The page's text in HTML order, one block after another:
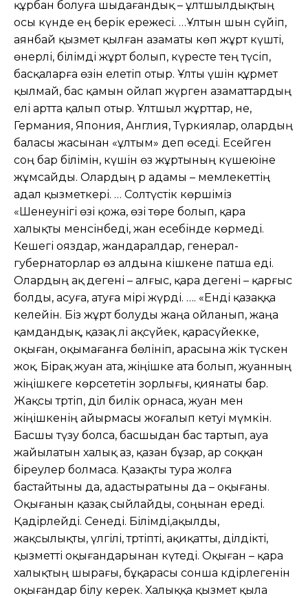
құрбан болуға шыдағандық – ұлтшылдықтың
осы күнде ең берік ережесі. …Ұлтын шын сүйіп,
аянбай қызмет қылған азаматы көп жұрт күшті,
өнерлі, білімді жұрт болып, күресте тең түсіп,
басқаларға өзін елетіп отыр. Ұлты үшін құрмет
қылмай, бас қамын ойлап жүрген азаматтардың
елі артта қалып отыр. Ұлтшыл жұрттар, әне,
Германия, Япония, Англия, Түркиялар, олардың
баласы жасынан «ұлтым» деп өседі. Есейген
соң бар білімін, күшін өз жұртының күшеюіне
жұмсайды. Олардың әр адамы – мемлекеттің
адал қызметкері. … Солтүстік көршіміз
«Шенеунігі өзі қожа, өзі төре болып, қара
халықты менсінбеді, жан есебінде көрмеді.
Кешегі ояздар, жандаралдар, генерал-
губернаторлар өз алдына кішкене патша еді.
Олардың ақ дегені – алғыс, қара дегені – қарғыс
болды, асуға, атуға әмірі жүрді. …. «Енді қазаққа
келейін. Біз жұрт болуды жаңа ойланып, жаңа
қамдандық, қазақ әлі ақсүйек, қарасүйекке,
оқыған, оқымағанға бөлініп, арасына жік түскен
жоқ. Бірақ жуан ата, жіңішке ата болып, жуанның
жіңішкеге көрсететін зорлығы, қиянаты бар.
Жақсы тәртіп, әділ билік орнаса, жуан мен
жіңішкенің айырмасы жоғалып кетуі мүмкін.
Басшы түзу болса, басшыдан бас тартып, ауа
жайылатын халық аз, қазан бұзар, ар соққан
біреулер болмаса. Қазақты тура жолға
бастайтыны да, адастыратыны да – оқығаны.
Оқығанын қазақ сыйлайды, соңынан ереді.
Қадірлейді. Сенеді. Білімді,ақылды,
жақсылықты, үлгілі, тәртіпті, ақиқатты, әділдікті,
қызметті оқығандарынан күтеді. Оқыған – қара
халықтың шырағы, бұқарасы сонша кәдірлегенін
оқығандар білу керек. Халыққа қызмет қыла